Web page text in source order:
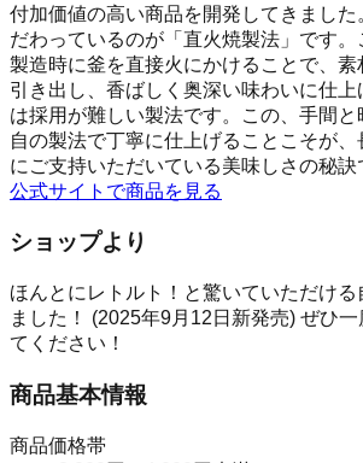
付加価値の高い商品を開発してきました
だわっているのが「直火焼製法」です
製造時に釜を直接火にかけることで、素
引き出し、香ばしく奥深い味わいに仕
は採用が難しい製法です。この、手間
自の製法で丁寧に仕上げることこそが
にご支持いただいている美味しさの秘訣
公式サイトで商品を見る
ショップより
ほんとにレトルト！と驚いていただける
ました！ (2025年9月12日新発売) ぜひ
てください！
商品基本情報
商品価格帯